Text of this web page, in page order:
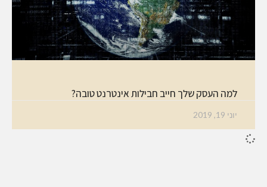
למה העסק שלך חייב חבילות אינטרנט טובה?
יוני 19, 2019